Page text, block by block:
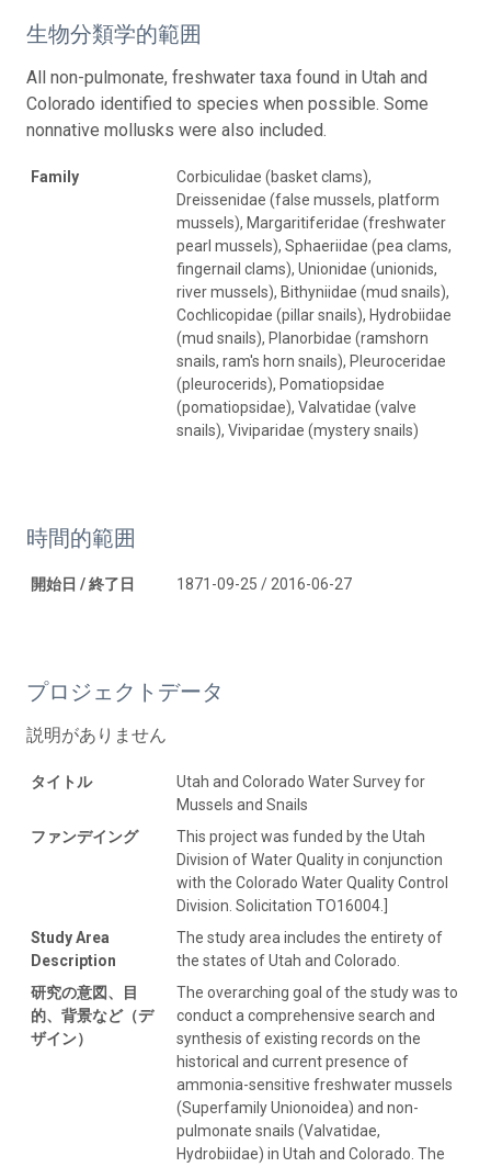
生物分類学的範囲
All non-pulmonate, freshwater taxa found in Utah and
Colorado identified to species when possible. Some
nonnative mollusks were also included.
Family
Corbiculidae (basket clams),
Dreissenidae (false mussels, platform
mussels), Margaritiferidae (freshwater
pearl mussels), Sphaeriidae (pea clams,
fingernail clams), Unionidae (unionids,
river mussels), Bithyniidae (mud snails),
Cochlicopidae (pillar snails), Hydrobiidae
(mud snails), Planorbidae (ramshorn
snails, ram's horn snails), Pleuroceridae
(pleurocerids), Pomatiopsidae
(pomatiopsidae), Valvatidae (valve
snails), Viviparidae (mystery snails)
時間的範囲
開始日 / 終了日 1871-09-25 / 2016-06-27
プロジェクトデータ
説明がありません
タイトル
Utah and Colorado Water Survey for
Mussels and Snails
ファンデイング
This project was funded by the Utah
Division of Water Quality in conjunction
with the Colorado Water Quality Control
Division. Solicitation TO16004.]
Study Area
Description
The study area includes the entirety of
the states of Utah and Colorado.
研究の意図、目
的、背景など（デ
ザイン）
The overarching goal of the study was to
conduct a comprehensive search and
synthesis of existing records on the
historical and current presence of
ammonia-sensitive freshwater mussels
(Superfamily Unionoidea) and non-
pulmonate snails (Valvatidae,
Hydrobiidae) in Utah and Colorado. The